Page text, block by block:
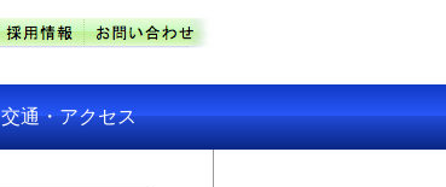
交通・アクセス